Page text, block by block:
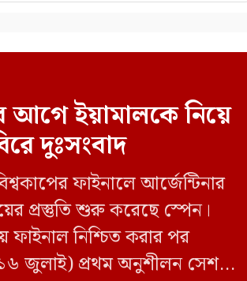
আগে ইয়ামালকে নিয়ে
দুঃসংবাদ
ফাইনালে আর্জেন্টিনার
প্রস্তুতি শুরু করেছে স্পেন।
ফাইনাল নিশ্চিত করার পর
জুলাই) প্রথম অনুশীলন সেশনে